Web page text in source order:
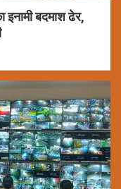
बदमाश ढेर,